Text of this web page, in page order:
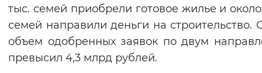
тыс. семей приобрели готовое жилье и
семей направили деньги на
объем одобренных заявок по двум
превысил 4,3 млрд рублей.